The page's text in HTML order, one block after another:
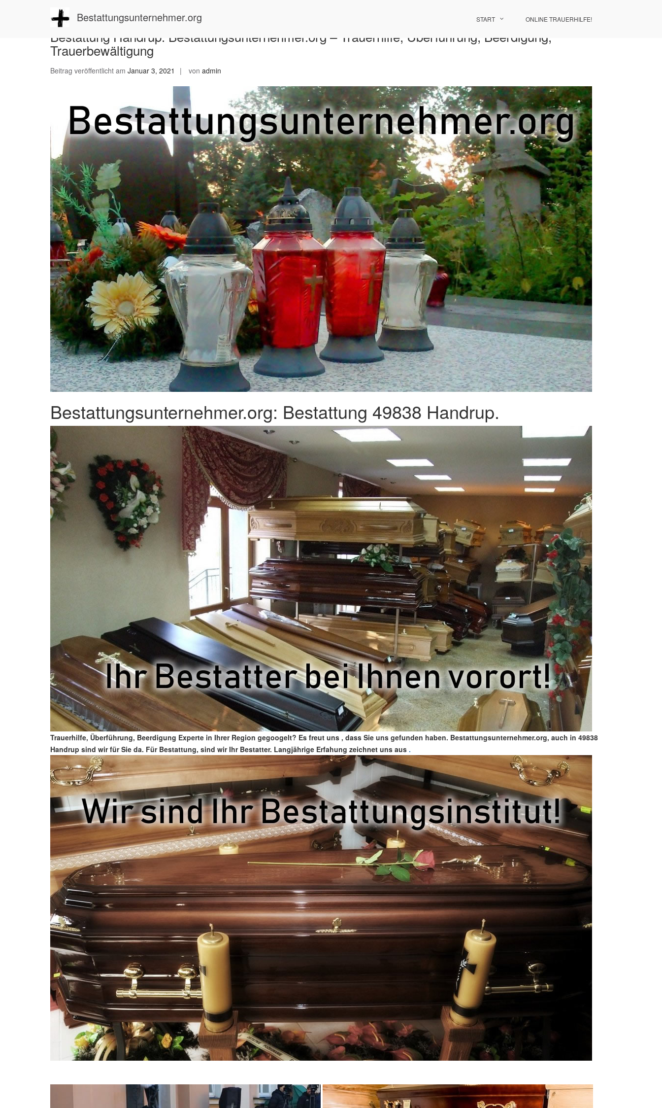
Bestattungsunternehmer.org START ONLINE TRAUERHILFE!
Bestattung Handrup: Bestattungsunternehmer.org – Trauerhilfe, Überführung, Beerdigung,
Trauerbewältigung
Beitrag veröffentlicht am Januar 3, 2021 von admin
Bestattungsunternehmer.org: Bestattung 49838 Handrup.
Trauerhilfe, Überführung, Beerdigung Experte in Ihrer Region gegoogelt? Es freut uns , dass Sie uns gefunden haben. Bestattungsunternehmer.org, auch in 49838
Handrup sind wir für Sie da. Für Bestattung, sind wir Ihr Bestatter. Langjährige Erfahung zeichnet uns aus .